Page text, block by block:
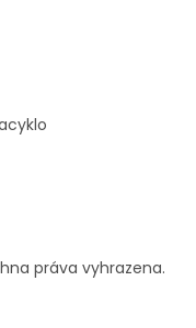
práva vyhrazena.